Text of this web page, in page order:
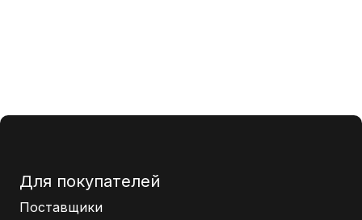
Для покупателей
Поставщики